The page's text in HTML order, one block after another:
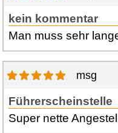
kein kommentar
Man muss sehr
msg
Führerscheinstelle
Super nette